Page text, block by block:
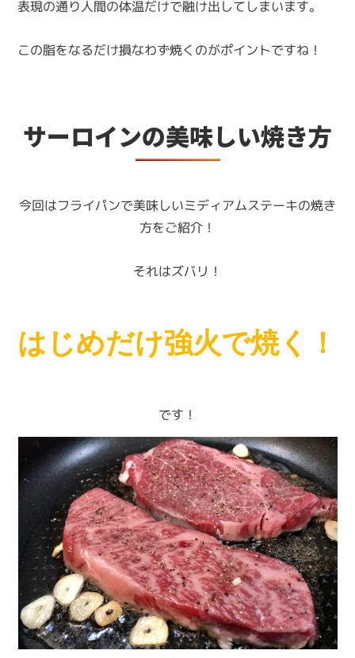
表現の通り人間の体温だけで融け出してしまいます。
この脂をなるだけ損なわず焼くのがポイントですね！
サーロインの美味しい焼き方
今回はフライパンで美味しいミディアムステーキの焼き
方をご紹介！
それはズバリ！
はじめだけ強火で焼く！
です！